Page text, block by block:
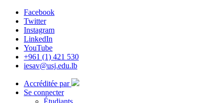
Facebook
Twitter
Instagram
LinkedIn
YouTube
+961 (1) 421 530
iesav@usj.edu.lb
Accréditée par
Se connecter
Étudiants